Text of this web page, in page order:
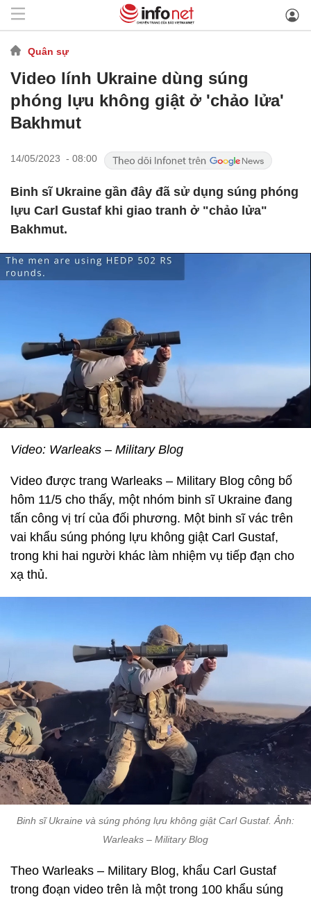
Quân sự
Video lính Ukraine dùng súng
phóng lựu không giật ở 'chảo lửa'
Bakhmut
14/05/2023 - 08:00
Binh sĩ Ukraine gần đây đã sử dụng súng phóng
lựu Carl Gustaf khi giao tranh ở "chảo lửa"
Bakhmut.
Video: Warleaks – Military Blog
Video được trang Warleaks – Military Blog công bố
hôm 11/5 cho thấy, một nhóm binh sĩ Ukraine đang
tấn công vị trí của đối phương. Một binh sĩ vác trên
vai khẩu súng phóng lựu không giật Carl Gustaf,
trong khi hai người khác làm nhiệm vụ tiếp đạn cho
xạ thủ.
Binh sĩ Ukraine và súng phóng lựu không giật Carl Gustaf. Ảnh:
Warleaks – Military Blog
Theo Warleaks – Military Blog, khẩu Carl Gustaf
trong đoạn video trên là một trong 100 khẩu súng